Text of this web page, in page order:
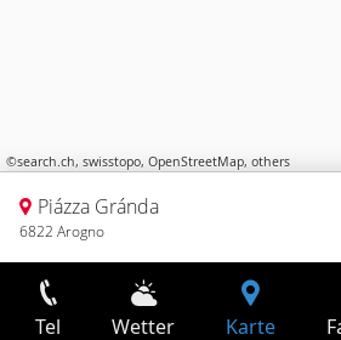
©search.ch, swisstopo, OpenStreetMap, others
Piázza Gránda
6822 Arogno
Tel Wetter Karte